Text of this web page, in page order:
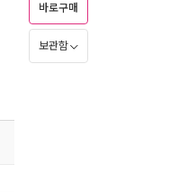
바로구매
보관함